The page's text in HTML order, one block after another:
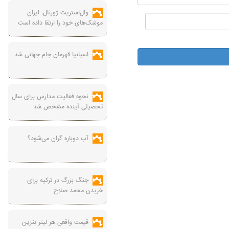
وال‌استریت ژورنال: ایران
موشک‌های خود را ارتقا داده است
اسپانیا قهرمان جام جهانی شد
نحوه فعالیت مدارس برای سال
تحصیلی آینده مشخص شد
آب دوباره گران می‌شود؟
جنگ بزرگ در ترکیه برای
خریدن محمد صلاح
قیمت واقعی هر لیتر بنزین